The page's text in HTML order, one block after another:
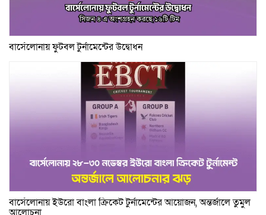
বার্সেলোনায় ফুটবল টুর্নামেন্টের উদ্বোধন
বার্সেলোনায় ইউরো বাংলা ক্রিকেট টুর্নামেন্টের আয়োজন, অন্তর্জালে তুমুল